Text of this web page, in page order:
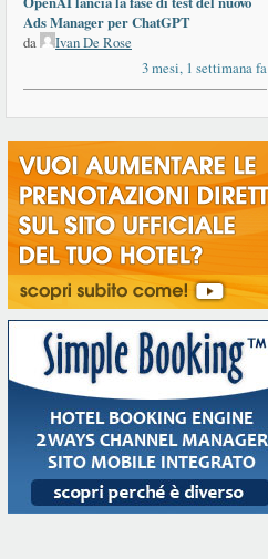
Ads Manager per ChatGPT
da
Ivan De Rose
3 mesi, 1 settimana fa